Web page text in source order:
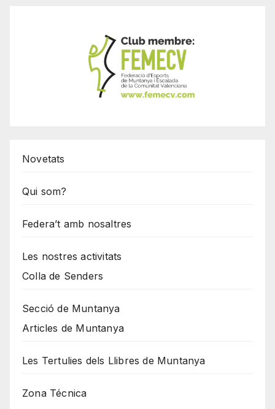
Novetats
Qui som?
Federa’t amb nosaltres
Les nostres activitats
Colla de Senders
Secció de Muntanya
Articles de Muntanya
Les Tertulies dels Llibres de Muntanya
Zona Técnica